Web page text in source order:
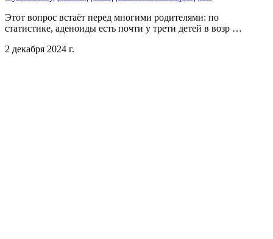
Этот вопрос встаёт перед многими родителями: по
статистике, аденоиды есть почти у трети детей в возр …
2 декабря 2024 г.